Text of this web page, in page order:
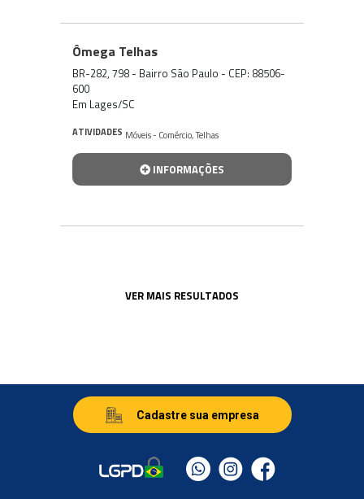
Ômega Telhas
BR-282, 798 - Bairro São Paulo - CEP: 88506-
600
Em Lages/SC
ATIVIDADES Móveis - Comércio,Telhas
INFORMAÇÕES
VER MAIS RESULTADOS
Cadastre sua empresa